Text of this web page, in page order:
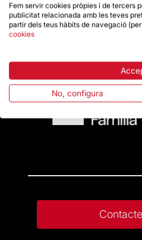
Contacte
Fem servir cookies pròpies i de tercers
publicitat relacionada amb les teves
partir dels teus hàbits de navegació
cookies
No, configura